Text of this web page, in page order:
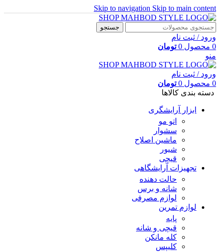
Skip to navigation Skip to main content
جستجو
ورود / ثبت نام
0 محصول 0 تومان
منو
ورود / ثبت نام
0 محصول 0 تومان
دسته بندی کالاها
ابزار آرایشگری
اتو مو
سشوار
ماشین اصلاح
شیور
قیچی
تجهیزات آرایشگاهی
حالت دهنده
شانه و برس
لوازم مصرفی
لوازم تمرین
پایه
قیچی و شانه
کله مانکن
کلیپس